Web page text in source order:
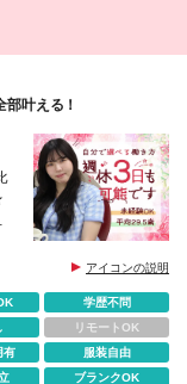
叶える！
アイコンの説明
学歴不問
リモートOK
有
服装自由
ブランクOK